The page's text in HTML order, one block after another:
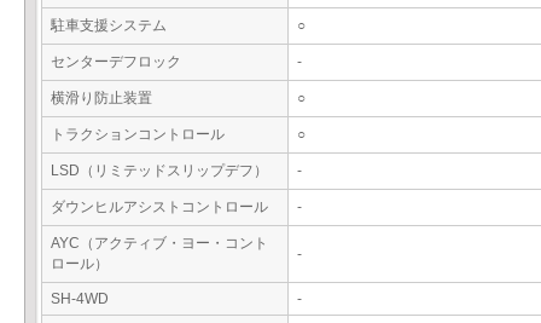
駐車支援システム ○
センターデフロック -
横滑り防止装置 ○
トラクションコントロール ○
LSD（リミテッドスリップデフ） -
ダウンヒルアシストコントロール -
AYC（アクティブ・ヨー・コント
ロール）
-
SH-4WD
-